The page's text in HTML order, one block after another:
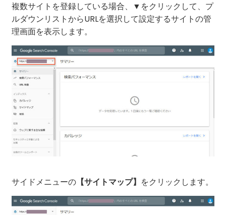
複数サイトを登録している場合、▼をクリックして、プ
ルダウンリストからURLを選択して設定するサイトの管
理画面を表示します。
サイドメニューの 【サイトマップ】 をクリックします。